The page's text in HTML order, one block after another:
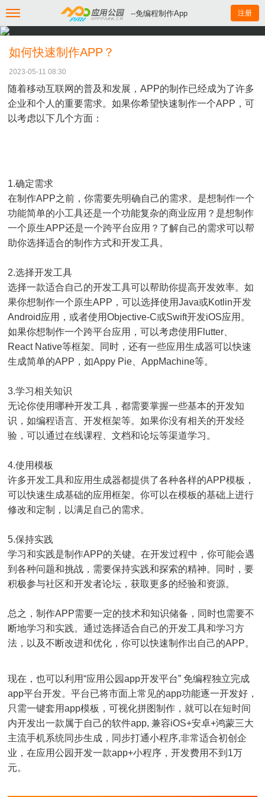
--免编程制作App 注册
如何快速制作APP？
2023-05-11 08:30
随着移动互联网的普及和发展，APP的制作已经成为了许多
企业和个人的重要需求。如果你希望快速制作一个APP，可
以考虑以下几个方面：
1.确定需求
在制作APP之前，你需要先明确自己的需求。是想制作一个
功能简单的小工具还是一个功能复杂的商业应用？是想制作
一个原生APP还是一个跨平台应用？了解自己的需求可以帮
助你选择适合的制作方式和开发工具。
2.选择开发工具
选择一款适合自己的开发工具可以帮助你提高开发效率。如
果你想制作一个原生APP，可以选择使用Java或Kotlin开发
Android应用，或者使用Objective-C或Swift开发iOS应用。
如果你想制作一个跨平台应用，可以考虑使用Flutter、
React Native等框架。同时，还有一些应用生成器可以快速
生成简单的APP，如Appy Pie、AppMachine等。
3.学习相关知识
无论你使用哪种开发工具，都需要掌握一些基本的开发知
识，如编程语言、开发框架等。如果你没有相关的开发经
验，可以通过在线课程、文档和论坛等渠道学习。
4.使用模板
许多开发工具和应用生成器都提供了各种各样的APP模板，
可以快速生成基础的应用框架。你可以在模板的基础上进行
修改和定制，以满足自己的需求。
5.保持实践
学习和实践是制作APP的关键。在开发过程中，你可能会遇
到各种问题和挑战，需要保持实践和探索的精神。同时，要
积极参与社区和开发者论坛，获取更多的经验和资源。
总之，制作APP需要一定的技术和知识储备，同时也需要不
断地学习和实践。通过选择适合自己的开发工具和学习方
法，以及不断改进和优化，你可以快速制作出自己的APP。
现在，也可以利用“应用公园app开发平台” 免编程独立完成
app平台开发。平台已将市面上常见的app功能逐一开发好，
只需一键套用app模板，可视化拼图制作，就可以在短时间
内开发出一款属于自己的软件app, 兼容iOS+安卓+鸿蒙三大
主流手机系统同步生成，同步打通小程序,非常适合初创企
业，在应用公园开发一款app+小程序，开发费用不到1万
元。